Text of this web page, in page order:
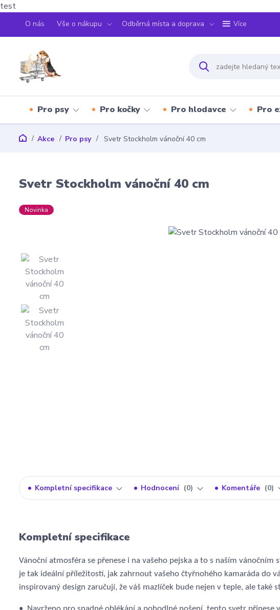
test
O nás Vše o nákupu Odběrná místa a doprava Více
Pro psy Pro kočky Pro hlodavce Pro
Akce Pro psy Svetr Stockholm vánoční 40 cm
Svetr Stockholm vánoční 40 cm
Novinka
Kompletní specifikace Hodnocení 0 Komentáře 0
Kompletní specifikace
Vánoční atmosféra se přenese i na vašeho pejska a to s naším
je tak ideální příležitostí, jak zahrnout vašeho čtyřnohého kamaráda do
inspirovaný design zaručují, že váš mazlíček bude nejen v teple, ale také